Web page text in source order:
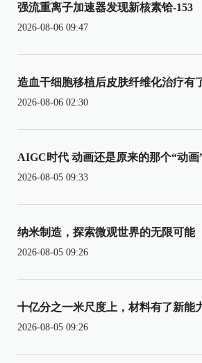
强流重离子加速器发现新核素铪-153
2026-08-06 09:47
造血干细胞移植后皮肤纤维化治疗有
2026-08-06 02:30
AIGC时代 动画还是原来的那个“动画
2026-08-05 09:33
纳米制造，探索微观世界的无限可能
2026-08-05 09:26
十亿分之一米尺度上，材料有了新能
2026-08-05 09:26